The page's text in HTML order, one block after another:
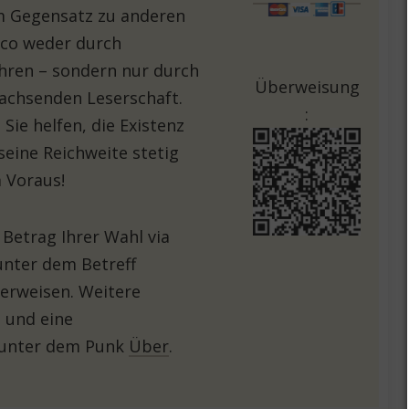
Gegensatz zu anderen
weder durch
– sondern nur durch
Leserschaft.
helfen, die Existenz
Reichweite stetig
Ihrer Wahl via
dem Betreff
Weitere
eine
dem Punk Über.
Überweisung
: